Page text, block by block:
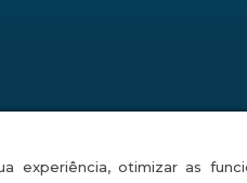
YouTube
experiência, otimizar as